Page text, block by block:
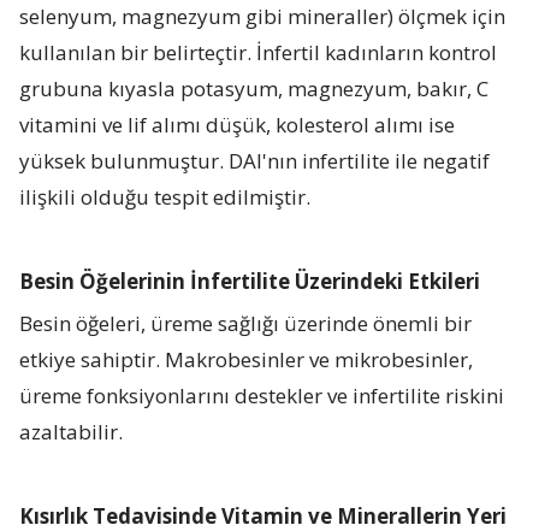
selenyum, magnezyum gibi mineraller) ölçmek için
kullanılan bir belirteçtir. İnfertil kadınların kontrol
grubuna kıyasla potasyum, magnezyum, bakır, C
vitamini ve lif alımı düşük, kolesterol alımı ise
yüksek bulunmuştur. DAI'nın infertilite ile negatif
ilişkili olduğu tespit edilmiştir.
Besin Öğelerinin İnfertilite Üzerindeki Etkileri
Besin öğeleri, üreme sağlığı üzerinde önemli bir
etkiye sahiptir. Makrobesinler ve mikrobesinler,
üreme fonksiyonlarını destekler ve infertilite riskini
azaltabilir.
Kısırlık Tedavisinde Vitamin ve Minerallerin Yeri